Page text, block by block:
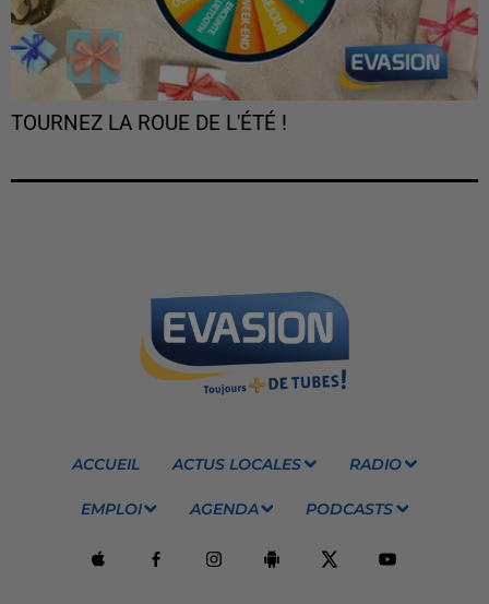
TOURNEZ LA ROUE DE L'ÉTÉ !
ACCUEIL ACTUS LOCALES RADIO
EMPLOI AGENDA PODCASTS